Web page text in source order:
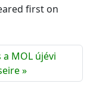
first on
a MOL újévi